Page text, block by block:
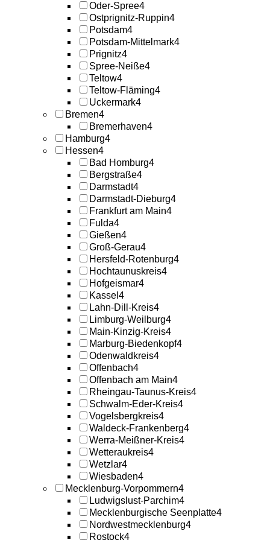
Oder-Spree4
Ostprignitz-Ruppin4
Potsdam4
Potsdam-Mittelmark4
Prignitz4
Spree-Neiße4
Teltow4
Teltow-Fläming4
Uckermark4
Bremen4
Bremerhaven4
Hamburg4
Hessen4
Bad Homburg4
Bergstraße4
Darmstadt4
Darmstadt-Dieburg4
Frankfurt am Main4
Fulda4
Gießen4
Groß-Gerau4
Hersfeld-Rotenburg4
Hochtaunuskreis4
Hofgeismar4
Kassel 4
Lahn-Dill-Kreis4
Limburg-Weilburg4
Main-Kinzig-Kreis4
Marburg-Biedenkopf4
Odenwaldkreis4
Offenbach4
Offenbach am Main4
Rheingau-Taunus-Kreis4
Schwalm-Eder-Kreis4
Vogelsbergkreis4
Waldeck-Frankenberg4
Werra-Meißner-Kreis4
Wetteraukreis4
Wetzlar4
Wiesbaden4
Mecklenburg-Vorpommern4
Ludwigslust-Parchim4
Mecklenburgische Seenplatte4
Nordwestmecklenburg4
Rostock4